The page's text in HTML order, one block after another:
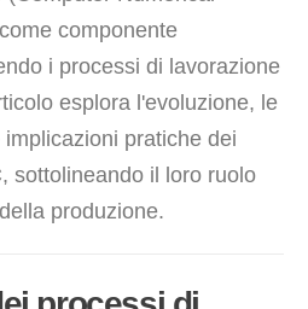
componente
i processi di lavorazione
esplora l'evoluzione, le
pratiche dei
sottolineando il loro ruolo
produzione.